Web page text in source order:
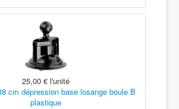
25,00 € l'unité
cm dépression base losange boule B
plastique